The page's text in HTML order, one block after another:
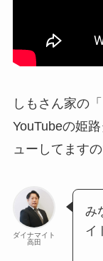
しもさん家の
YouTubeの姫
ューしてます
ダイナマイト
高田
み
イ